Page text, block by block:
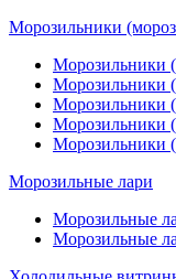
Морозильники
Морозильники
Морозильники
Морозильники
Морозильники
Морозильники
Морозильные лари
Морозильные
Морозильные